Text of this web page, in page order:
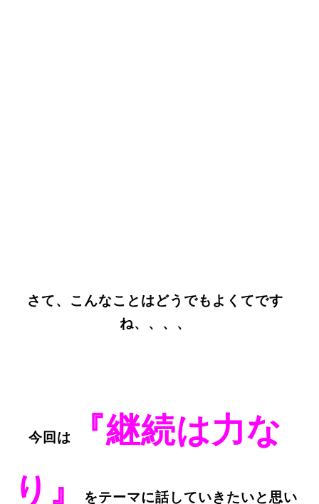
さて、こんなことはどうでもよくてです
ね、、、、
今回は
『継続は力な
り』
をテーマに話していきたいと思い